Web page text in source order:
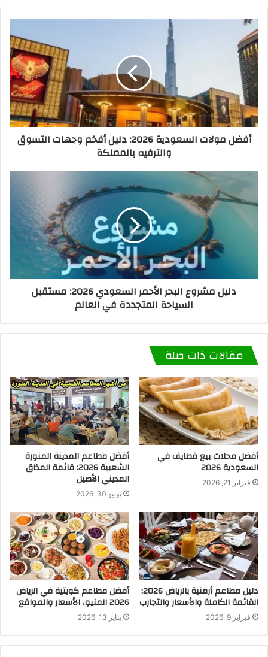
أفضل مولات السعودية 2026: دليل أفخم وجهات التسوق
والترفيه بالمملكة
دليل مشروع البحر الأحمر السعودي 2026: مستقبل
السياحة المتجددة في العالم
مقالات ذات صلة
أفضل محلات بيع قطايف في
السعودية 2026
فبراير 21, 2026
أفضل مطاعم المدينة المنورة
الشعبية 2026: قائمة المذاق
المديني الأصيل
يونيو 30, 2026
دليل مطاعم أرمنية بالرياض 2026:
القائمة الكاملة والأسعار والتجارب
فبراير 9, 2026
أفضل مطاعم كويتية في الرياض
2026 المنيو، الأسعار والمواقع
يناير 13, 2026